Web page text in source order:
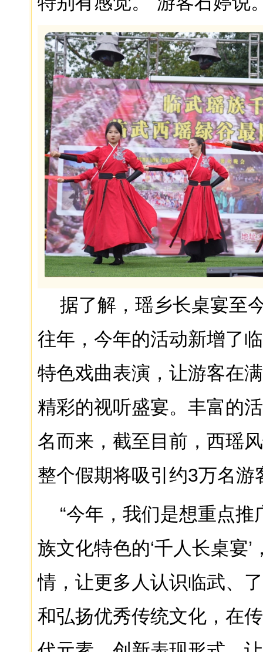
据了解，瑶乡长桌宴至
往年，今年的活动新增了
特色戏曲表演，让游客在
精彩的视听盛宴。丰富的
名而来，截至目前，西瑶
整个假期将吸引约3万名游
“今年，我们是想重点
族文化特色的‘千人长桌宴
情，让更多人认识临武、
和弘扬优秀传统文化，在